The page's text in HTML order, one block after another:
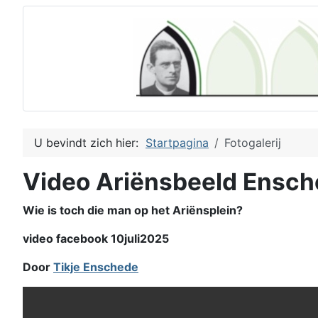
U bevindt zich hier: Startpagina Fotogalerij
Video Ariënsbeeld
Wie is toch die man op het Ariënsplein?
video facebook 10juli2025
Door Tikje Enschede